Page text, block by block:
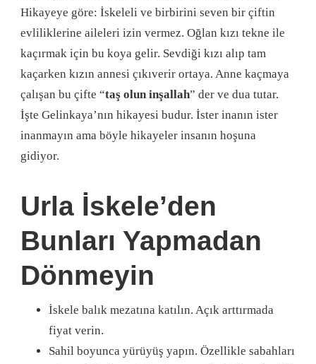
Hikayeye göre: İskeleli ve birbirini seven bir çiftin
evliliklerine aileleri izin vermez. Oğlan kızı tekne ile
kaçırmak için bu koya gelir. Sevdiği kızı alıp tam
kaçarken kızın annesi çıkıverir ortaya. Anne kaçmaya
çalışan bu çifte “taş olun inşallah” der ve dua tutar.
İşte Gelinkaya’nın hikayesi budur. İster inanın ister
inanmayın ama böyle hikayeler insanın hoşuna
gidiyor.
Urla İskele’den
Bunları Yapmadan
Dönmeyin
İskele balık mezatına katılın. Açık arttırmada
fiyat verin.
Sahil boyunca yürüyüş yapın. Özellikle sabahları